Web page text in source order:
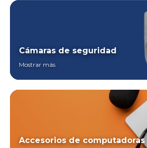
Cámaras de seguridad
Mostrar más
Accesorios de computadoras